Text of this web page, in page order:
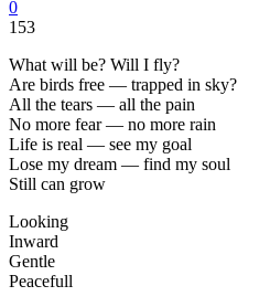
0
153
What will be? Will I fly?
Are birds free — trapped in sky?
All the tears — all the pain
No more fear — no more rain
Life is real — see my goal
Lose my dream — find my soul
Still can grow
Looking
Inward
Gentle
Peacefull